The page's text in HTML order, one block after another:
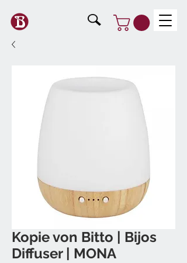
Kopie von Bitto | Bijos
Diffuser | MONA